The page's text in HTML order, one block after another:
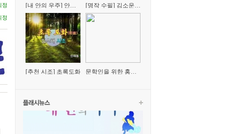
정
정
[내 안의 우주] 안재
동 시집 영어 해설(평
론)
[명작 수필] 김소운의
'외투'
[추천 시조] 초록도화
문학인을 위한 홍문